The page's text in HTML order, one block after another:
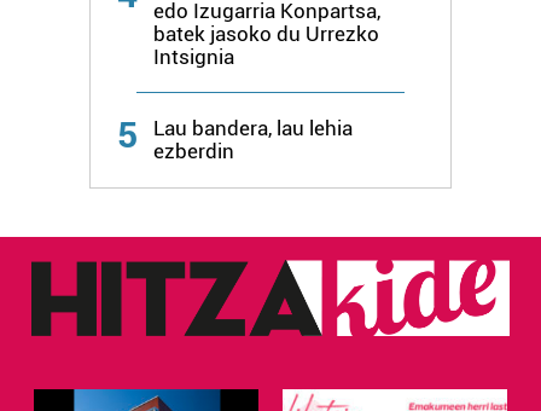
edo Izugarria Konpartsa,
batek jasoko du Urrezko
Intsignia
5
Lau bandera, lau lehia
ezberdin